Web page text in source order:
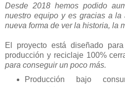
Desde 2018 hemos podido
nuestro equipo y es gracias a la
nueva forma de ver la historia, la
El proyecto está diseñado
producción y reciclaje 100%
para conseguir un poco más.
Producción bajo